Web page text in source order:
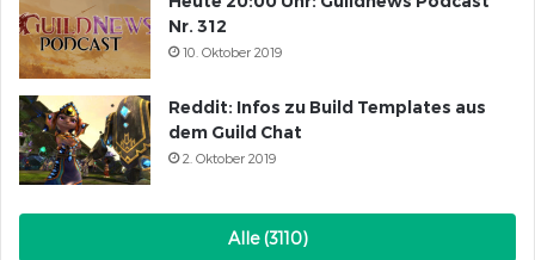
Nr. 312
10. Oktober 2019
Reddit: Infos zu Build Templates aus
dem Guild Chat
2. Oktober 2019
Alle (3110)